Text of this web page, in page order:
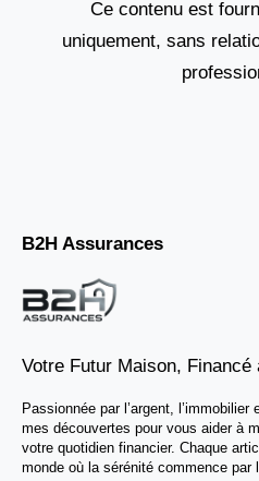
Ce contenu est
uniquement, sans
B2H Assurances
Votre Futur Maison, Financé
Passionnée par l’argent,
mes découvertes pour vous aider à
votre quotidien financier. Chaque
monde où la sérénité commence par